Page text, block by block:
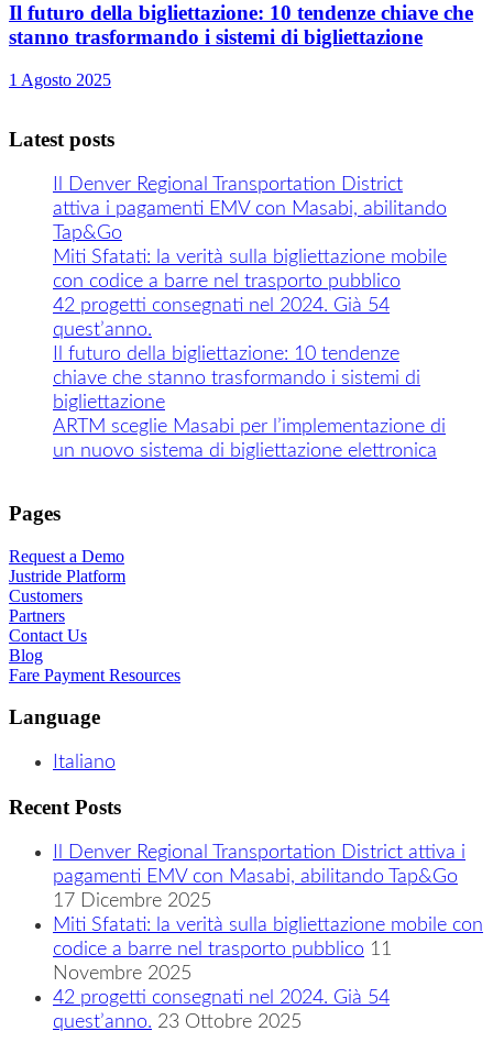
Il futuro della bigliettazione: 10 tendenze chiave che
stanno trasformando i sistemi di bigliettazione
1 Agosto 2025
Latest posts
Il Denver Regional Transportation District
attiva i pagamenti EMV con Masabi, abilitando
Tap&Go
Miti Sfatati: la verità sulla bigliettazione mobile
con codice a barre nel trasporto pubblico
42 progetti consegnati nel 2024. Già 54
quest’anno.
Il futuro della bigliettazione: 10 tendenze
chiave che stanno trasformando i sistemi di
bigliettazione
ARTM sceglie Masabi per l’implementazione di
un nuovo sistema di bigliettazione elettronica
Pages
Request a Demo
Justride Platform
Customers
Partners
Contact Us
Blog
Fare Payment Resources
Language
Italiano
Recent Posts
Il Denver Regional Transportation District attiva i
pagamenti EMV con Masabi, abilitando Tap&Go
17 Dicembre 2025
Miti Sfatati: la verità sulla bigliettazione mobile con
codice a barre nel trasporto pubblico 11
Novembre 2025
42 progetti consegnati nel 2024. Già 54
quest’anno. 23 Ottobre 2025